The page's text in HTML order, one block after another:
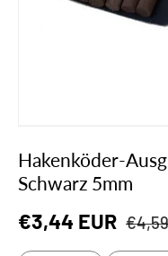
Hakenköder-
Schwarz 5mm
Verkaufspreis
€3,44 EUR €4,59